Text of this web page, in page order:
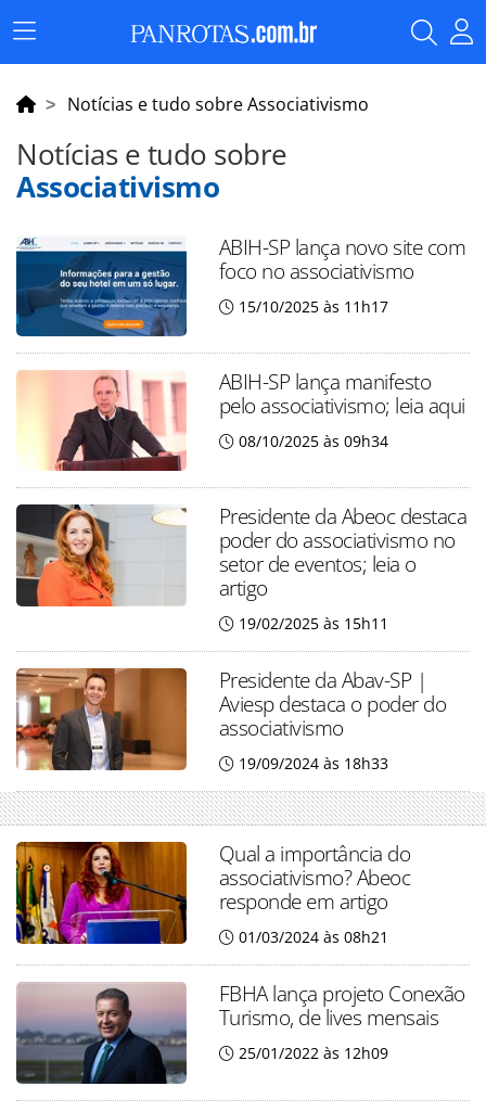
Menu
Principal
Notícias e tudo sobre Associativismo
Notícias e tudo sobre
Associativismo
ABIH-SP lança novo site com
foco no associativismo
15/10/2025 às 11h17
ABIH-SP lança manifesto
pelo associativismo; leia aqui
08/10/2025 às 09h34
Presidente da Abeoc destaca
poder do associativismo no
setor de eventos; leia o
artigo
19/02/2025 às 15h11
Presidente da Abav-SP |
Aviesp destaca o poder do
associativismo
19/09/2024 às 18h33
Qual a importância do
associativismo? Abeoc
responde em artigo
01/03/2024 às 08h21
FBHA lança projeto Conexão
Turismo, de lives mensais
25/01/2022 às 12h09